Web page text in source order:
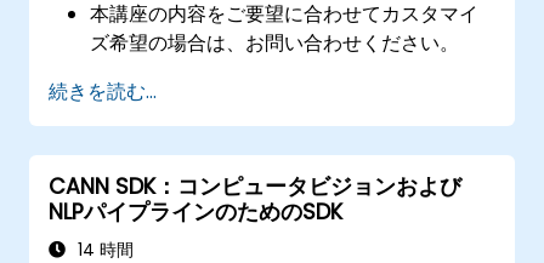
本講座の内容をご要望に合わせてカスタマイ
ズ希望の場合は、お問い合わせください。
続きを読む...
CANN SDK：コンピュータビジョンおよび
NLPパイプラインのためのSDK
14 時間